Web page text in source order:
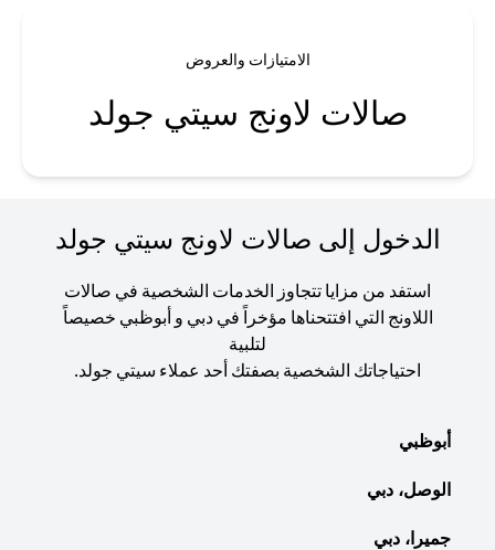
الامتيازات والعروض
صالات لاونج سيتي جولد
الدخول إلى صالات لاونج سيتي جولد
استفد من مزايا تتجاوز الخدمات الشخصية في صالات
اللاونج التي افتتحناها مؤخراً في دبي و أبوظبي خصيصاً
لتلبية
احتياجاتك الشخصية بصفتك أحد عملاء سيتي جولد.
أبوظبي
الوصل، دبي
جميرا، دبي